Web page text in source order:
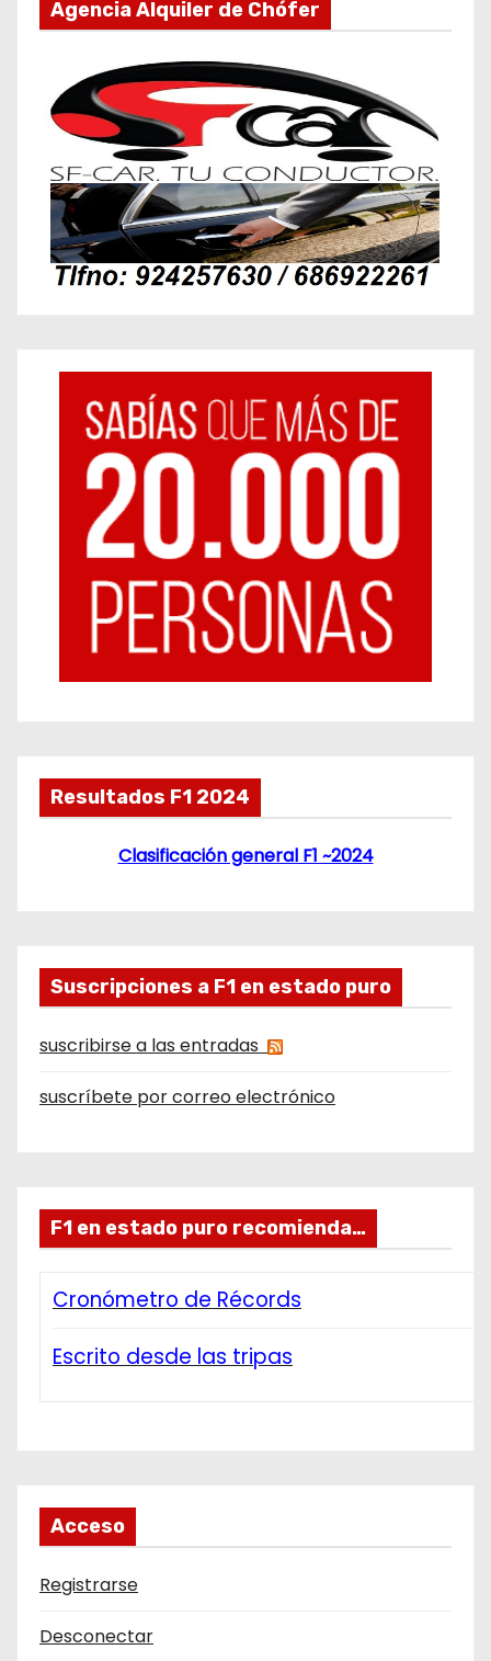
Agencia Alquiler de Chófer
Resultados F1 2024
Clasificación general F1 ~2024
Suscripciones a F1 en estado puro
suscribirse a las entradas
suscríbete por correo electrónico
F1 en estado puro recomienda…
Cronómetro de Récords
Escrito desde las tripas
Acceso
Registrarse
Desconectar